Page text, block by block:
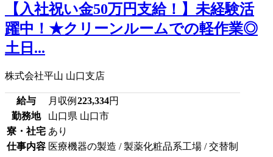
【入社祝い金50万円支給！】未経験活
躍中！★クリーンルームでの軽作業◎
土日...
株式会社平山 山口支店
給与 月収例 223,334円
勤務地
山口県 山口市
寮・社宅 あり
仕事内容 医療機器の製造 / 製薬化粧品系工場 / 交替制